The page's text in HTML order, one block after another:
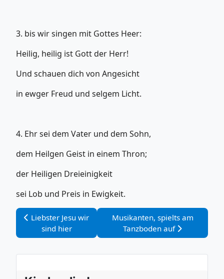
3. bis wir singen mit Gottes Heer:
Heilig, heilig ist Gott der Herr!
Und schauen dich von Angesicht
in ewger Freud und selgem Licht.
4. Ehr sei dem Vater und dem Sohn,
dem Heilgen Geist in einem Thron;
der Heiligen Dreieinigkeit
sei Lob und Preis in Ewigkeit.
Vorheriger Beitrag: Liebster Jesu wir sind hier
Liebster Jesu wir
sind hier
Nächster Beitrag: Musikanten,
Musikanten, spielts am
Tanzboden auf